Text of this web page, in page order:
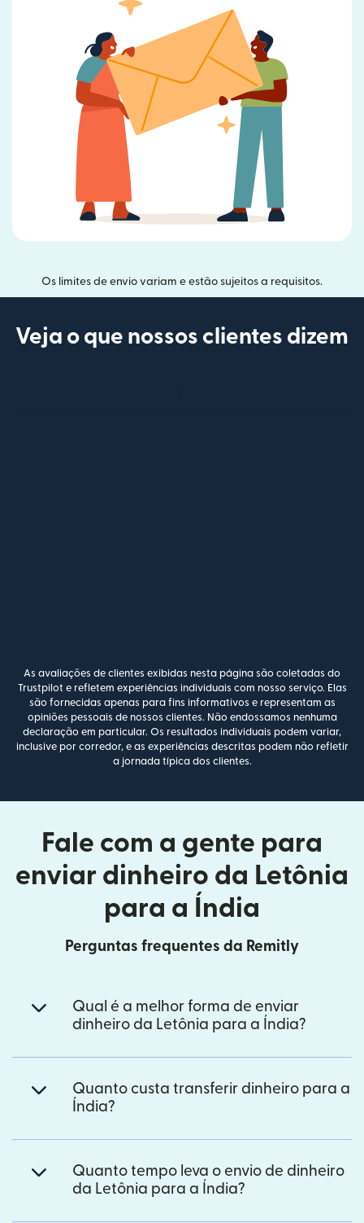
Os limites de envio variam e estão sujeitos a requisitos.
Veja o que nossos clientes dizem
As avaliações de clientes exibidas nesta página são coletadas do
Trustpilot e refletem experiências individuais com nosso serviço. Elas
são fornecidas apenas para fins informativos e representam as
opiniões pessoais de nossos clientes. Não endossamos nenhuma
declaração em particular. Os resultados individuais podem variar,
inclusive por corredor, e as experiências descritas podem não refletir
a jornada típica dos clientes.
Fale com a gente para
enviar dinheiro da Letônia
para a Índia
Perguntas frequentes da Remitly
Qual é a melhor forma de enviar
dinheiro da Letônia para a Índia?
Quanto custa transferir dinheiro para a
Índia?
Quanto tempo leva o envio de dinheiro
da Letônia para a Índia?